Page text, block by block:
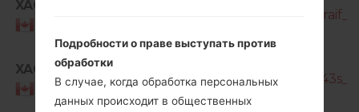
XAC
XAC
Canada
SM-
Подробности о праве выступать против
обработки
В случае, когда обработка персональных
данных происходит в общественных